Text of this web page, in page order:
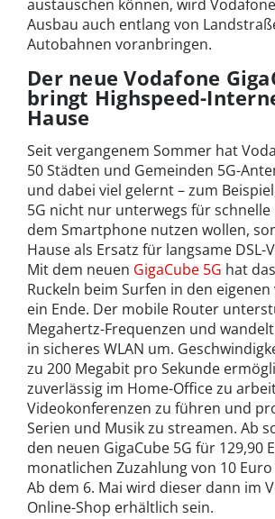
austauschen können, wird
Ausbau auch entlang von
Autobahnen voranbringen.
Der neue Vodafone
bringt Highspeed-
Hause
Seit vergangenem Sommer hat
50 Städten und Gemeinden 5G-
und dabei viel gelernt – zum
5G nicht nur unterwegs für
dem Smartphone nutzen wollen,
Hause als Ersatz für langsame DSL-
Mit dem neuen GigaCube 5G hat
Ruckeln beim Surfen in den
ein Ende. Der mobile Router
Megahertz-Frequenzen und wandelt
in sicheres WLAN um.
zu 200 Megabit pro Sekunde
zuverlässig im Home-Office zu
Videokonferenzen zu führen und
Serien und Musik zu streamen. Ab
den neuen GigaCube 5G für 129,90
monatlichen Zuzahlung von 10
Ab dem 6. Mai wird dieser dann im
Online-Shop erhältlich sein.